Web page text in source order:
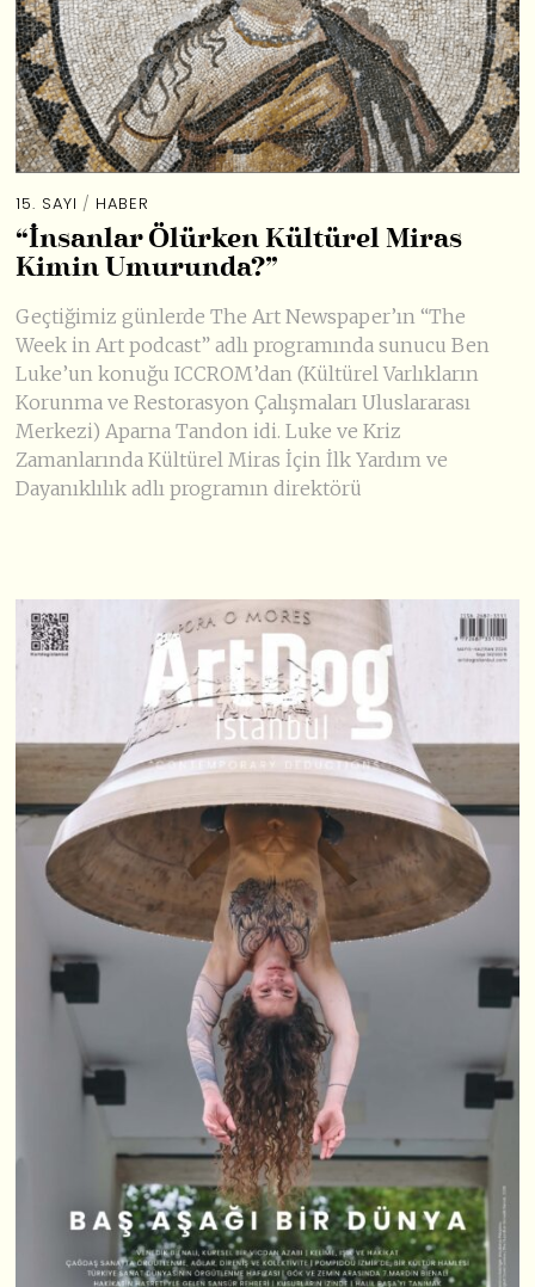
15. SAYI / HABER
“İnsanlar Ölürken Kültürel Miras
Kimin Umurunda?”
Geçtiğimiz günlerde The Art Newspaper’ın “The
Week in Art podcast” adlı programında sunucu Ben
Luke’un konuğu ICCROM’dan (Kültürel Varlıkların
Korunma ve Restorasyon Çalışmaları Uluslararası
Merkezi) Aparna Tandon idi. Luke ve Kriz
Zamanlarında Kültürel Miras İçin İlk Yardım ve
Dayanıklılık adlı programın direktörü